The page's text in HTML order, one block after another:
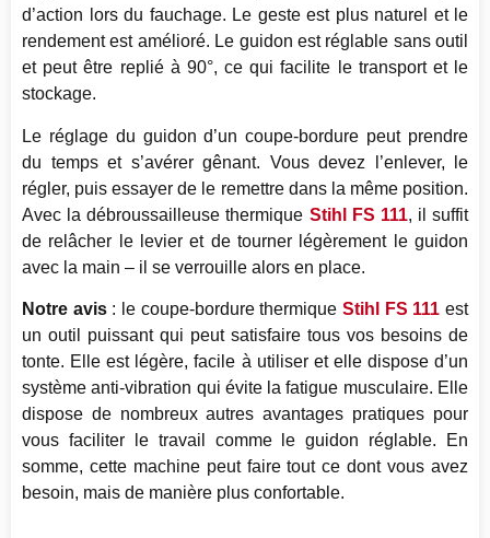
d’action lors du fauchage. Le geste est plus naturel et le
rendement est amélioré. Le guidon est réglable sans outil
et peut être replié à 90°, ce qui facilite le transport et le
stockage.
Le réglage du guidon d’un coupe-bordure peut prendre
du temps et s’avérer gênant. Vous devez l’enlever, le
régler, puis essayer de le remettre dans la même position.
Avec la débroussailleuse thermique Stihl FS 111, il suffit
de relâcher le levier et de tourner légèrement le guidon
avec la main – il se verrouille alors en place.
Notre avis: le coupe-bordure thermiqueStihl FS 111 est
un outil puissant qui peut satisfaire tous vos besoins de
tonte. Elle est légère, facile à utiliser et elle dispose d’un
système anti-vibration qui évite la fatigue musculaire. Elle
dispose de nombreux autres avantages pratiques pour
vous faciliter le travail comme le guidon réglable. En
somme, cette machine peut faire tout ce dont vous avez
besoin, mais de manière plus confortable.